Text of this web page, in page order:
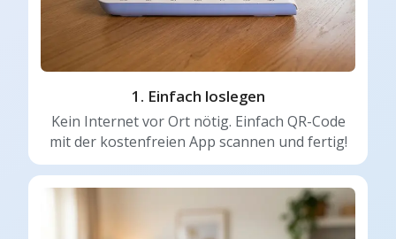
1. Einfach loslegen
Kein Internet vor Ort nötig. Einfach QR-Code
mit der kostenfreien App scannen und fertig!